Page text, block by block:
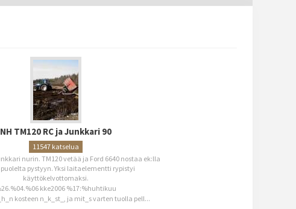
NH TM120 RC ja Junkkari 90
11547 katselua
nurin. TM120 vetää ja Ford 6640 nostaa ek:lla
pystyyn. Yksi laitaelementti rypistyi
käyttökelvottomaksi.
kke2006 %17:%huhtikuu
kosteen n_k_st_, ja mit_s varten tuolla pell...